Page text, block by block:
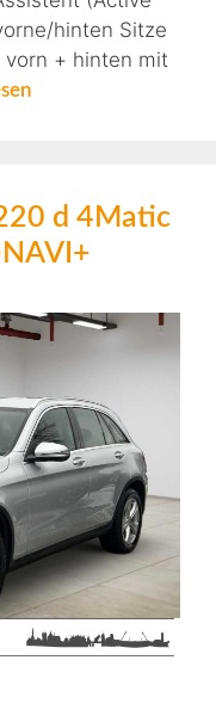
hinten Sitze
vorn + hinten mit
d 4Matic